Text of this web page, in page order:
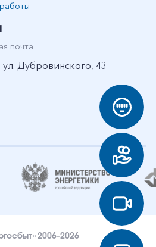
почта
ул. Дубровинского, 43
2006-2026